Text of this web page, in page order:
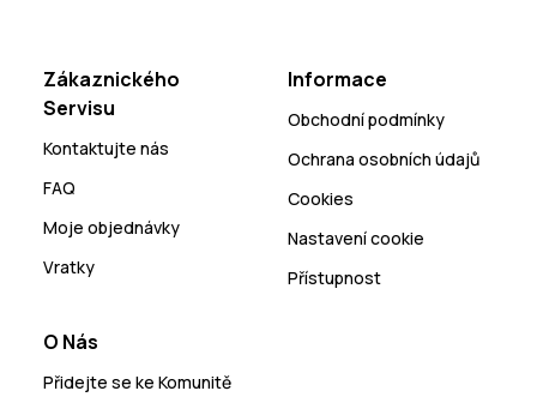
Zákaznického
Servisu
Kontaktujte nás
FAQ
Moje objednávky
Vratky
Informace
Obchodní podmínky
Ochrana osobních údajů
Cookies
Nastavení cookie
Přístupnost
O Nás
Přidejte se ke Komunitě